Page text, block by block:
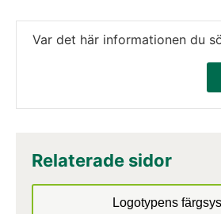
Var det här informationen du
Relaterade sidor
Logotypens